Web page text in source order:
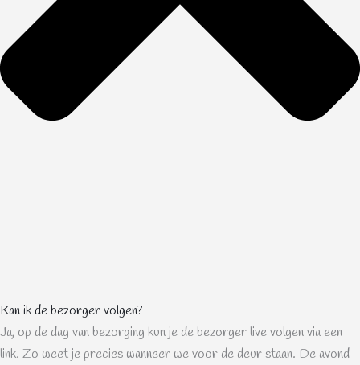
Kan ik de bezorger volgen?
Ja, op de dag van bezorging kun je de bezorger live volgen via een
link. Zo weet je precies wanneer we voor de deur staan. De avond